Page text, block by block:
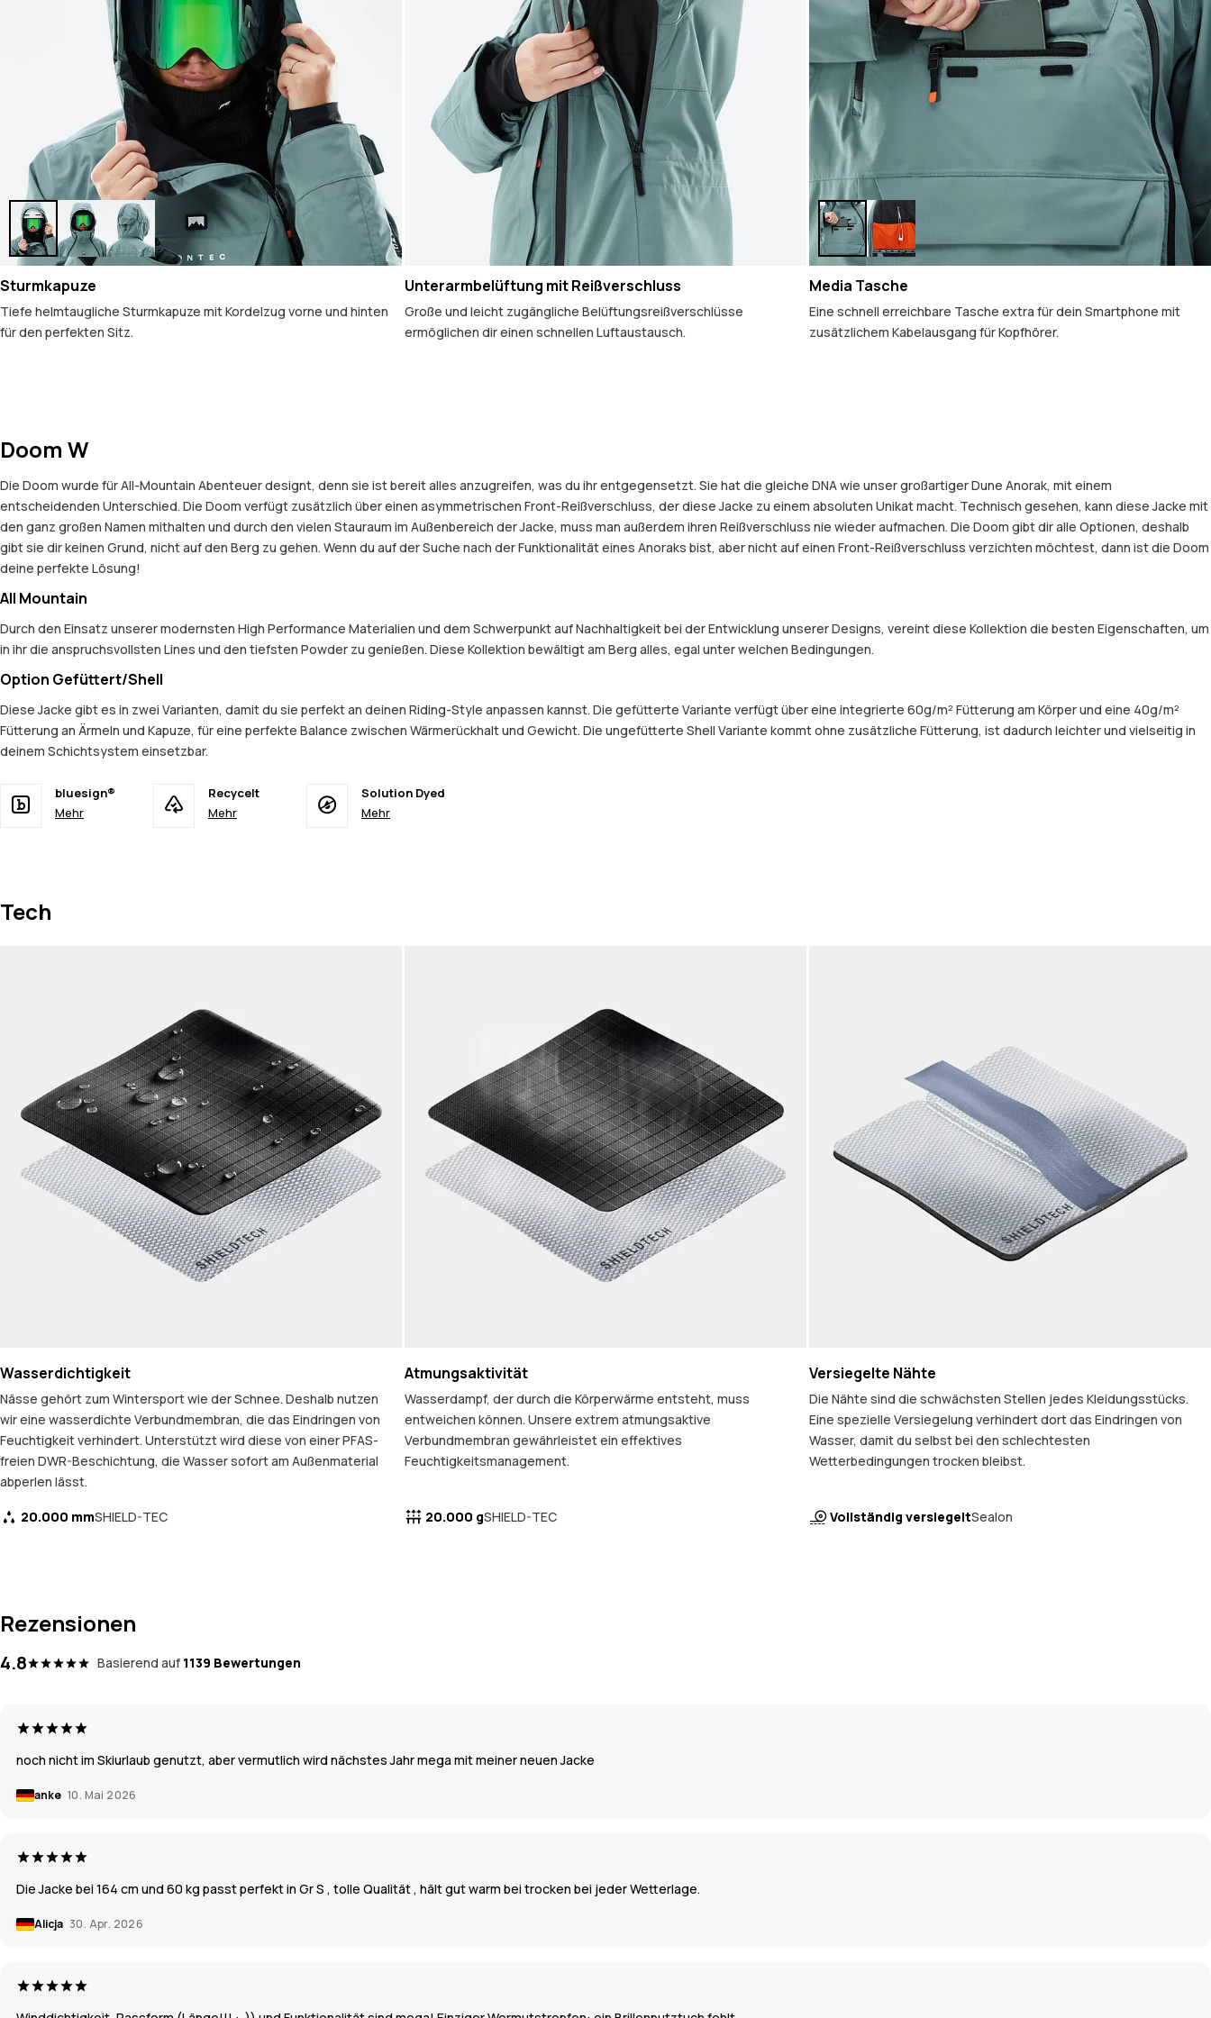
Sturmkapuze
Tiefe helmtaugliche Sturmkapuze mit Kordelzug vorne und hinten
für den perfekten Sitz.
Unterarmbelüftung mit Reißverschluss
Große und leicht zugängliche Belüftungsreißverschlüsse
ermöglichen dir einen schnellen Luftaustausch.
Media Tasche
Eine schnell erreichbare Tasche extra für dein Smartphone mit
zusätzlichem Kabelausgang für Kopfhörer.
Doom W
Die Doom wurde für All-Mountain Abenteuer designt, denn sie ist bereit alles anzugreifen, was du ihr entgegensetzt. Sie hat die gleiche DNA wie unser großartiger Dune Anorak, mit einem
entscheidenden Unterschied. Die Doom verfügt zusätzlich über einen asymmetrischen Front-Reißverschluss, der diese Jacke zu einem absoluten Unikat macht. Technisch gesehen, kann diese Jacke mit
den ganz großen Namen mithalten und durch den vielen Stauraum im Außenbereich der Jacke, muss man außerdem ihren Reißverschluss nie wieder aufmachen. Die Doom gibt dir alle Optionen, deshalb
gibt sie dir keinen Grund, nicht auf den Berg zu gehen. Wenn du auf der Suche nach der Funktionalität eines Anoraks bist, aber nicht auf einen Front-Reißverschluss verzichten möchtest, dann ist die Doom
deine perfekte Lösung!
All Mountain
Durch den Einsatz unserer modernsten High Performance Materialien und dem Schwerpunkt auf Nachhaltigkeit bei der Entwicklung unserer Designs, vereint diese Kollektion die besten Eigenschaften, um
in ihr die anspruchsvollsten Lines und den tiefsten Powder zu genießen. Diese Kollektion bewältigt am Berg alles, egal unter welchen Bedingungen.
Option Gefüttert/Shell
Diese Jacke gibt es in zwei Varianten, damit du sie perfekt an deinen Riding-Style anpassen kannst. Die gefütterte Variante verfügt über eine integrierte 60g/m² Fütterung am Körper und eine 40g/m²
Fütterung an Ärmeln und Kapuze, für eine perfekte Balance zwischen Wärmerückhalt und Gewicht. Die ungefütterte Shell Variante kommt ohne zusätzliche Fütterung, ist dadurch leichter und vielseitig in
deinem Schichtsystem einsetzbar.
bluesign®
Mehr
Recycelt
Mehr
Solution Dyed
Mehr
Tech
Wasserdichtigkeit
Nässe gehört zum Wintersport wie der Schnee. Deshalb nutzen
wir eine wasserdichte Verbundmembran, die das Eindringen von
Feuchtigkeit verhindert. Unterstützt wird diese von einer PFAS-
freien DWR-Beschichtung, die Wasser sofort am Außenmaterial
abperlen lässt.
20.000 mmSHIELD-TEC
Atmungsaktivität
Wasserdampf, der durch die Körperwärme entsteht, muss
entweichen können. Unsere extrem atmungsaktive
Verbundmembran gewährleistet ein effektives
Feuchtigkeitsmanagement.
20.000 gSHIELD-TEC
Versiegelte Nähte
Die Nähte sind die schwächsten Stellen jedes Kleidungsstücks.
Eine spezielle Versiegelung verhindert dort das Eindringen von
Wasser, damit du selbst bei den schlechtesten
Wetterbedingungen trocken bleibst.
Vollständig versiegeltSealon
Rezensionen
4.8 Basierend auf 1139 Bewertungen
noch nicht im Skiurlaub genutzt, aber vermutlich wird nächstes Jahr mega mit meiner neuen Jacke
anke 10. Mai 2026
Die Jacke bei 164 cm und 60 kg passt perfekt in Gr S , tolle Qualität , hält gut warm bei trocken bei jeder Wetterlage.
Alicja 30. Apr. 2026